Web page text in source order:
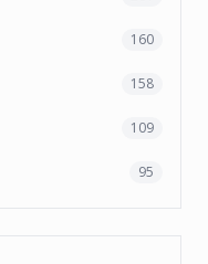
160
158
109
95